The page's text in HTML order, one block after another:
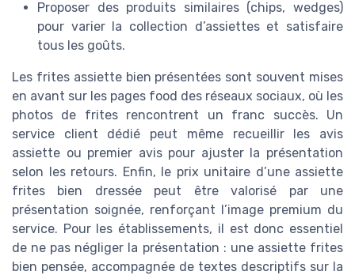
Proposer des produits similaires (chips, wedges)
pour varier la collection d’assiettes et satisfaire
tous les goûts.
Les frites assiette bien présentées sont souvent mises
en avant sur les pages food des réseaux sociaux, où les
photos de frites rencontrent un franc succès. Un
service client dédié peut même recueillir les avis
assiette ou premier avis pour ajuster la présentation
selon les retours. Enfin, le prix unitaire d’une assiette
frites bien dressée peut être valorisé par une
présentation soignée, renforçant l’image premium du
service. Pour les établissements, il est donc essentiel
de ne pas négliger la présentation : une assiette frites
bien pensée, accompagnée de textes descriptifs sur la